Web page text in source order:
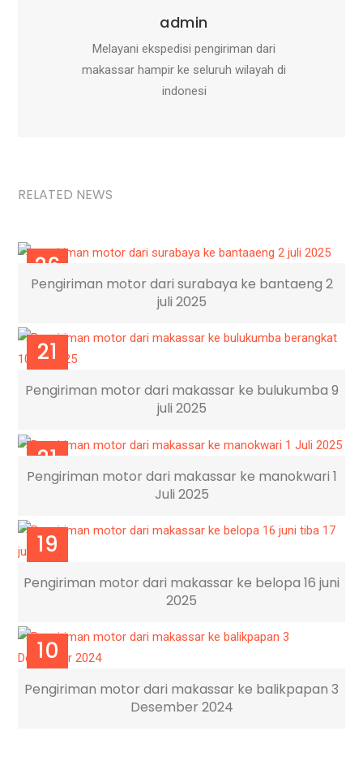
admin
Melayani ekspedisi pengiriman dari
makassar hampir ke seluruh wilayah di
indonesi
RELATED NEWS
26
JUL
Pengiriman motor dari surabaya ke bantaeng 2
juli 2025
21
Pengiriman motor dari makassar ke bulukumba 9
juli 2025
21
JUL
Pengiriman motor dari makassar ke manokwari 1
Juli 2025
19
Pengiriman motor dari makassar ke belopa 16 juni
2025
10
Pengiriman motor dari makassar ke balikpapan 3
Desember 2024